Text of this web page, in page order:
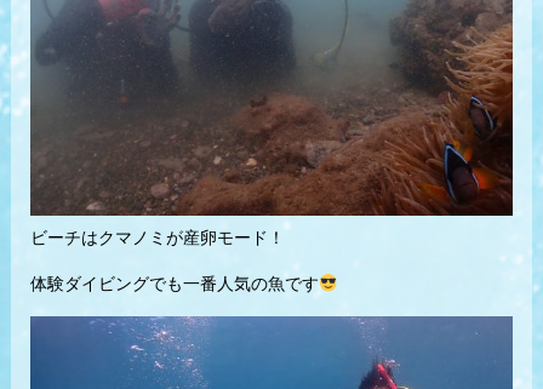
ビーチはクマノミが産卵モード！
体験ダイビングでも一番人気の魚です